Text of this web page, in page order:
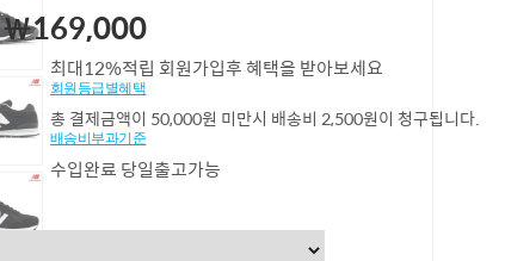
￦169,000
최대12%적립 회원가입후 혜택을 받아보세요
회원등급별혜택
총 결제금액이 50,000원 미만시 배송비 2,500원이 청구됩니다.
배송비부과기준
수입완료 당일출고가능